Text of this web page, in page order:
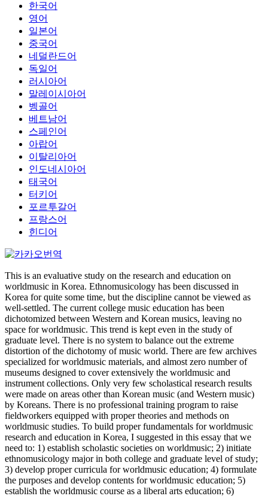
한국어
영어
일본어
중국어
네덜란드어
독일어
러시아어
말레이시아어
벵골어
베트남어
스페인어
아랍어
이탈리아어
인도네시아어
태국어
터키어
포르투갈어
프랑스어
힌디어
This is an evaluative study on the research and education on
worldmusic in Korea. Ethnomusicology has been discussed in
Korea for quite some time, but the discipline cannot be viewed as
well-settled. The current college music education has been
dichotomized between Western and Korean musics, leaving no
space for worldmusic. This trend is kept even in the study of
graduate level. There is no system to balance out the extreme
distortion of the dichotomy of music world. There are few archives
specialized for worldmusic materials, and almost zero number of
museums designed to cover extensively the worldmusic and
instrument collections. Only very few scholastical research results
were made on areas other than Korean music (and Western music)
by Koreans. There is no professional training program to raise
fieldworkers equipped with proper theories and methods on
worldmusic studies. To build proper fundamentals for worldmusic
research and education in Korea, I suggested in this essay that we
need to: 1) establish scholastic societies on worldmusic; 2) initiate
ethnomusicology major in both college and graduate level of study;
3) develop proper curricula for worldmusic education; 4) formulate
the purposes and develop contents for worldmusic education; 5)
establish the worldmusic course as a liberal arts education; 6)